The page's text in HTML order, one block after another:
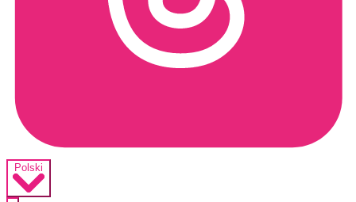
Polski